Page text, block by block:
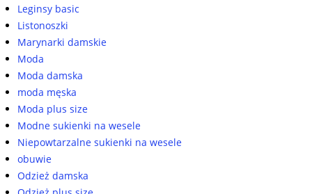
Leginsy basic
Listonoszki
Marynarki damskie
Moda
Moda damska
moda męska
Moda plus size
Modne sukienki na wesele
Niepowtarzalne sukienki na wesele
obuwie
Odzież damska